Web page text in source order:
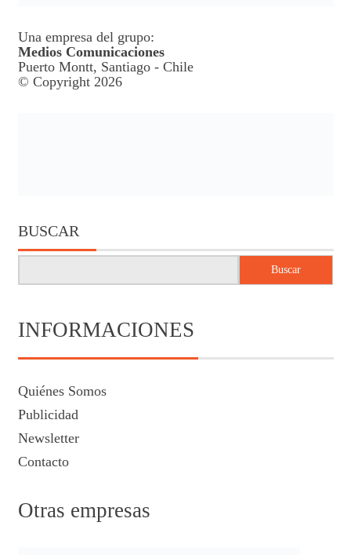
Una empresa del grupo:
Medios Comunicaciones
Puerto Montt, Santiago - Chile
© Copyright 2026
BUSCAR
Buscar
INFORMACIONES
Quiénes Somos
Publicidad
Newsletter
Contacto
Otras empresas